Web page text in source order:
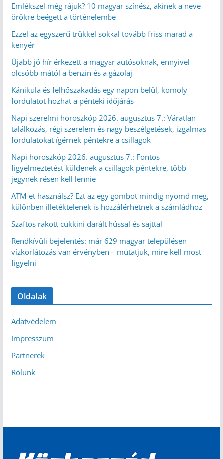
Emlékszel még rájuk? 10 magyar színész, akinek a neve
örökre beégett a történelembe
Ezzel az egyszerű trükkel sokkal tovább friss marad a
kenyér
Újabb jó hír érkezett a magyar autósoknak, ennyivel
olcsóbb mától a benzin és a gázolaj
Kánikula és felhőszakadás egy napon belül, komoly
fordulatot hozhat a pénteki időjárás
Napi szerelmi horoszkóp 2026. augusztus 7.: Váratlan
találkozás, régi szerelem és nagy beszélgetések, izgalmas
fordulatokat ígérnek péntekre a csillagok
Napi horoszkóp 2026. augusztus 7.: Fontos
figyelmeztetést küldenek a csillagok péntekre, több
jegynek résen kell lennie
ATM-et használsz? Ezt az egy gombot mindig nyomd meg,
különben illetéktelenek is hozzáférhetnek a számládhoz
Szaftos rakott cukkini darált hússal és sajttal
Rendkívüli bejelentés: már 629 magyar településen
vízkorlátozás van érvényben – mutatjuk, mire kell most
figyelni
Oldalak
Adatvédelem
Impresszum
Partnerek
Rólunk